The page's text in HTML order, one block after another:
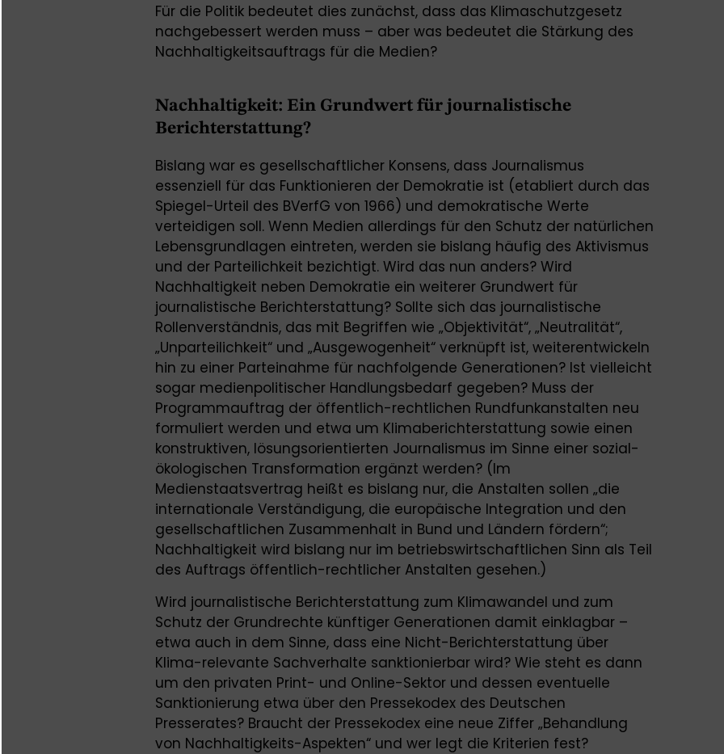
Für die Politik bedeutet dies zunächst, dass das Klimaschutzgesetz
nachgebessert werden muss – aber was bedeutet die Stärkung des
Nachhaltigkeitsauftrags für die Medien?
Nachhaltigkeit: Ein Grundwert für journalistische
Berichterstattung?
Bislang war es gesellschaftlicher Konsens, dass Journalismus
essenziell für das Funktionieren der Demokratie ist (etabliert durch das
Spiegel-Urteil des BVerfG von 1966) und demokratische Werte
verteidigen soll. Wenn Medien allerdings für den Schutz der natürlichen
Lebensgrundlagen eintreten, werden sie bislang häufig des Aktivismus
und der Parteilichkeit bezichtigt. Wird das nun anders? Wird
Nachhaltigkeit neben Demokratie ein weiterer Grundwert für
journalistische Berichterstattung? Sollte sich das journalistische
Rollenverständnis, das mit Begriffen wie „Objektivität“, „Neutralität“,
„Unparteilichkeit“ und „Ausgewogenheit“ verknüpft ist, weiterentwickeln
hin zu einer Parteinahme für nachfolgende Generationen? Ist vielleicht
sogar medienpolitischer Handlungsbedarf gegeben? Muss der
Programmauftrag der öffentlich-rechtlichen Rundfunkanstalten neu
formuliert werden und etwa um Klimaberichterstattung sowie einen
konstruktiven, lösungsorientierten Journalismus im Sinne einer sozial-
ökologischen Transformation ergänzt werden? (Im
Medienstaatsvertrag heißt es bislang nur, die Anstalten sollen „die
internationale Verständigung, die europäische Integration und den
gesellschaftlichen Zusammenhalt in Bund und Ländern fördern“;
Nachhaltigkeit wird bislang nur im betriebswirtschaftlichen Sinn als Teil
des Auftrags öffentlich-rechtlicher Anstalten gesehen.)
Wird journalistische Berichterstattung zum Klimawandel und zum
Schutz der Grundrechte künftiger Generationen damit einklagbar –
etwa auch in dem Sinne, dass eine Nicht-Berichterstattung über
Klima-relevante Sachverhalte sanktionierbar wird? Wie steht es dann
um den privaten Print- und Online-Sektor und dessen eventuelle
Sanktionierung etwa über den Pressekodex des Deutschen
Presserates? Braucht der Pressekodex eine neue Ziffer „Behandlung
von Nachhaltigkeits-Aspekten“ und wer legt die Kriterien fest?